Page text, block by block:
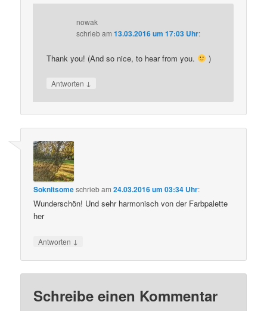
nowak
schriebam13.03.2016 um 17:03 Uhr:
Thank you! (And so nice, to hear from you. )
Antworten ↓
Soknitsomeschriebam24.03.2016 um 03:34 Uhr:
Wunderschön! Und sehr harmonisch von der Farbpalette
her
Antworten ↓
Schreibe einen Kommentar